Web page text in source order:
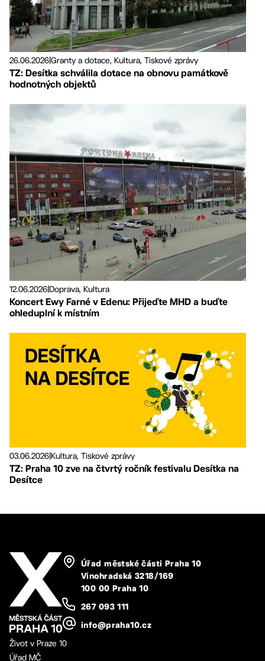
26.06.2026|Granty a dotace, Kultura, Tiskové zprávy
TZ: Desítka schválila dotace na obnovu památkově
hodnotných objektů
12.06.2026Doprava, Kultura
Koncert Ewy Farné v Edenu: Přijeďte MHD a buďte
ohleduplní k místním
03.06.2026Kultura, Tiskové zprávy
TZ: Praha 10 zve na čtvrtý ročník festivalu Desítka na
Desítce
Úřad městské části Praha 10
Vinohradská 3218/169
100 00 Praha 10
267 093 111
info@praha10.cz
Život v Praze 10
Úřad MČ